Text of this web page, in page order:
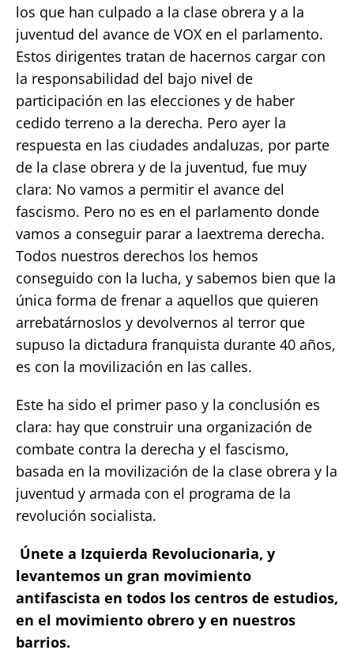
los que han culpado a la clase obrera y a la
juventud del avance de VOX en el parlamento.
Estos dirigentes tratan de hacernos cargar con
la responsabilidad del bajo nivel de
participación en las elecciones y de haber
cedido terreno a la derecha. Pero ayer la
respuesta en las ciudades andaluzas, por parte
de la clase obrera y de la juventud, fue muy
clara: No vamos a permitir el avance del
fascismo. Pero no es en el parlamento donde
vamos a conseguir parar a laextrema derecha.
Todos nuestros derechos los hemos
conseguido con la lucha, y sabemos bien que la
única forma de frenar a aquellos que quieren
arrebatárnoslos y devolvernos al terror que
supuso la dictadura franquista durante 40 años,
es con la movilización en las calles.
Este ha sido el primer paso y la conclusión es
clara: hay que construir una organización de
combate contra la derecha y el fascismo,
basada en la movilización de la clase obrera y la
juventud y armada con el programa de la
revolución socialista.
Únete a Izquierda Revolucionaria, y
levantemos un gran movimiento
antifascista en todos los centros de estudios,
en el movimiento obrero y en nuestros
barrios.